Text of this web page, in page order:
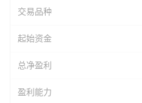
交易品种
起始资金
总净盈利
盈利能力